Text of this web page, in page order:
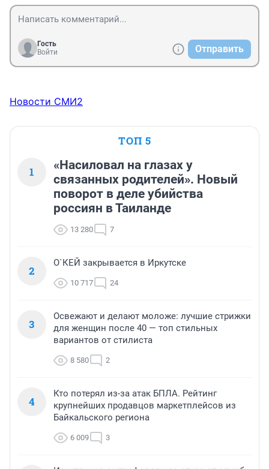
Гость
Войти
Отправить
Новости СМИ2
ТОП 5
1
«Насиловал на глазах у
связанных родителей». Новый
поворот в деле убийства
россиян в Таиланде
13 280 7
2
О`КЕЙ закрывается в Иркутске
10 717 24
3
Освежают и делают моложе: лучшие стрижки
для женщин после 40 — топ стильных
вариантов от стилиста
8 580 2
4
Кто потерял из-за атак БПЛА. Рейтинг
крупнейших продавцов маркетплейсов из
Байкальского региона
6 009 3